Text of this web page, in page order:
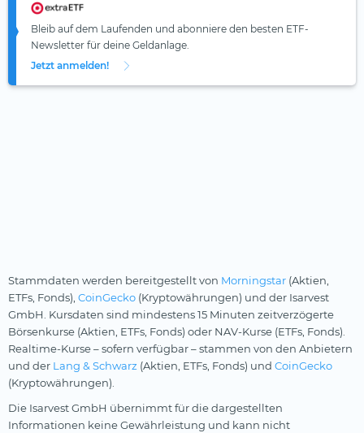
Bleib auf dem Laufenden und abonniere den besten ETF-
Newsletter für deine Geldanlage.
Jetzt anmelden!
Stammdaten werden bereitgestellt von Morningstar (Aktien,
ETFs, Fonds), CoinGecko (Kryptowährungen) und der Isarvest
GmbH. Kursdaten sind mindestens 15 Minuten zeitverzögerte
Börsenkurse (Aktien, ETFs, Fonds) oder NAV-Kurse (ETFs, Fonds).
Realtime-Kurse – sofern verfügbar – stammen von den Anbietern
und der Lang & Schwarz (Aktien, ETFs, Fonds) und CoinGecko
(Kryptowährungen).
Die Isarvest GmbH übernimmt für die dargestellten
Informationen keine Gewährleistung und kann nicht